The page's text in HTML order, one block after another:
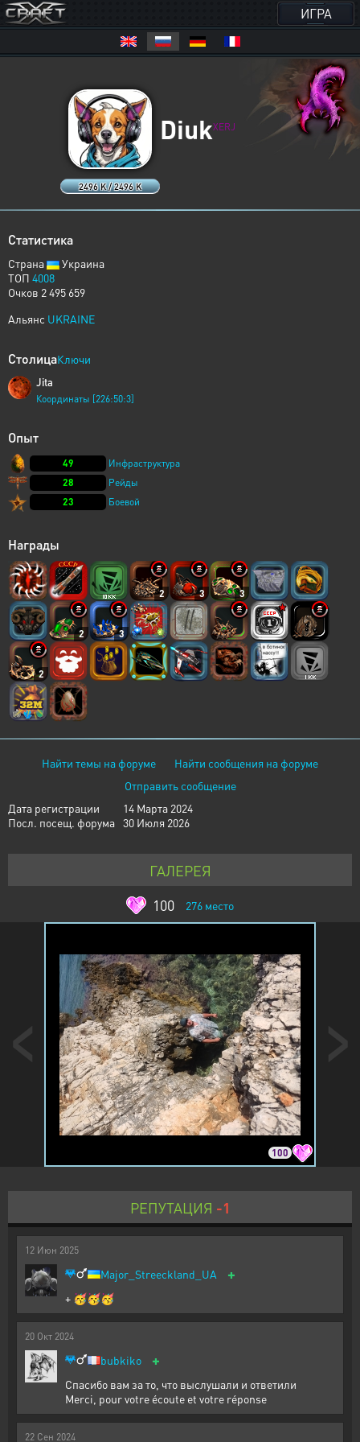
ИГРА
2496 K / 2496 K
DiukXERJ
Статистика
Страна
Украина
ТОП 4008
Очков 2 495 659
Альянс UKRAINE
СтолицаКлючи
Jita
Координаты [226:50:3]
Опыт
49
Инфраструктура
28
Рейды
23
Боевой
Награды
2 3 3
2 3
2
Найти темы на форуме
Найти сообщения на форуме
Отправить сообщение
Дата регистрации
14 Марта 2024
Посл. посещ. форума 30 Июля 2026
ГАЛЕРЕЯ
100
276 место
100
РЕПУТАЦИЯ -1
12 Июн 2025
Major_Streeckland_UA +
+ 🥳🥳🥳
20 Окт 2024
bubkiko +
Спасибо вам за то, что выслушали и ответили
Merci, pour votre écoute et votre réponse
22 Сен 2024